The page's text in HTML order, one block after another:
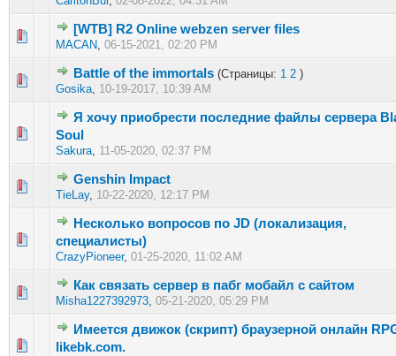
[WTB] R2 Online webzen server files
MACAN, 06-15-2021, 02:20 PM
0 голос(ов) - 0 из 5 в среднем
12345
Battle of the immortals (Страницы: 1 2 )
Gosika, 10-19-2017, 10:39 AM
2 голос(ов) - 3 из 5 в среднем
1 2345
Я хочу приобрести последние файлы сервера
Soul
Sakura, 11-05-2020, 02:37 PM
0 голос(ов) - 0 из 5 в среднем
Genshin Impact
TieLay, 10-22-2020, 12:17 PM
0 голос(ов) - 0 из 5 в среднем
12345
Несколько вопросов по JD (локализация,
специалисты)
CrazyPioneer, 01-25-2020, 11:02 AM
1 голос(ов) - 3 из 5 в среднем
1
Как связать сервер в пабг мобайл с сайтом
Misha1227392973, 05-21-2020, 05:29 PM
0 голос(ов) - 0 из 5 в среднем
12345
Имеется движок (скрипт) браузерной онлайн
likebk.com.
0 голос(ов) - 0 из 5 в среднем